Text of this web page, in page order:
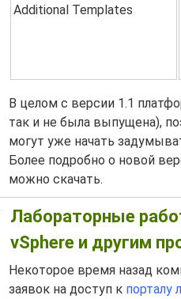
Additional Templates
В целом с версии 1.1
так и не была выпущена),
могут уже начать
Более подробно о новой
можно скачать.
Лабораторные
vSphere и другим
Некоторое время назад
заявок на доступ к порталу